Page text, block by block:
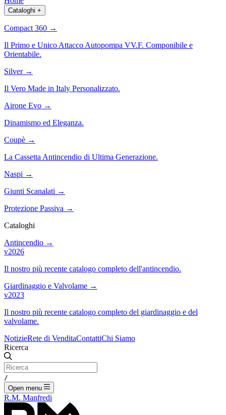
Cataloghi +
Compact 360 →
Il Primo e Unico Attacco Autopompa VV.F. Componibile e
Orientabile.
Silver →
Il Vero Made in Italy Personalizzato.
Airone Evo →
Dinamismo ed Eleganza.
Coupè →
La Cassetta Antincendio di Ultima Generazione.
Naspi →
Giunti Scanalati →
Protezione Passiva →
Cataloghi
Antincendio →
v2026
Il nostro più recente catalogo completo dell'antincendio.
Giardinaggio e Valvolame →
v2023
Il nostro più recente catalogo completo del giardinaggio e del
valvolame.
NotizieRete di VenditaContattiChi Siamo
Ricerca
/
Open menu
R.M. Manfredi